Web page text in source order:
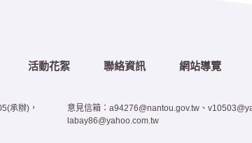
活動花絮 聯絡資訊 網站導覽
承辦)，
意見信箱：a94276@nantou.gov.tw、
labay86@yahoo.com.tw